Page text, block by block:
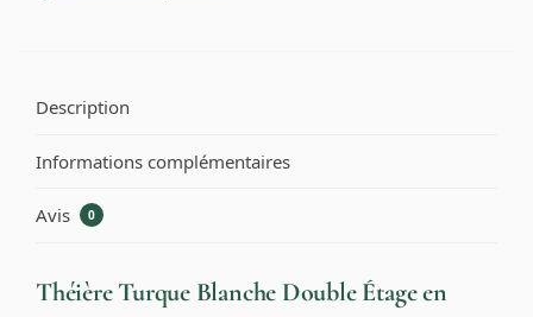
Description
Informations complémentaires
Avis 0
Théière Turque Blanche Double Étage en